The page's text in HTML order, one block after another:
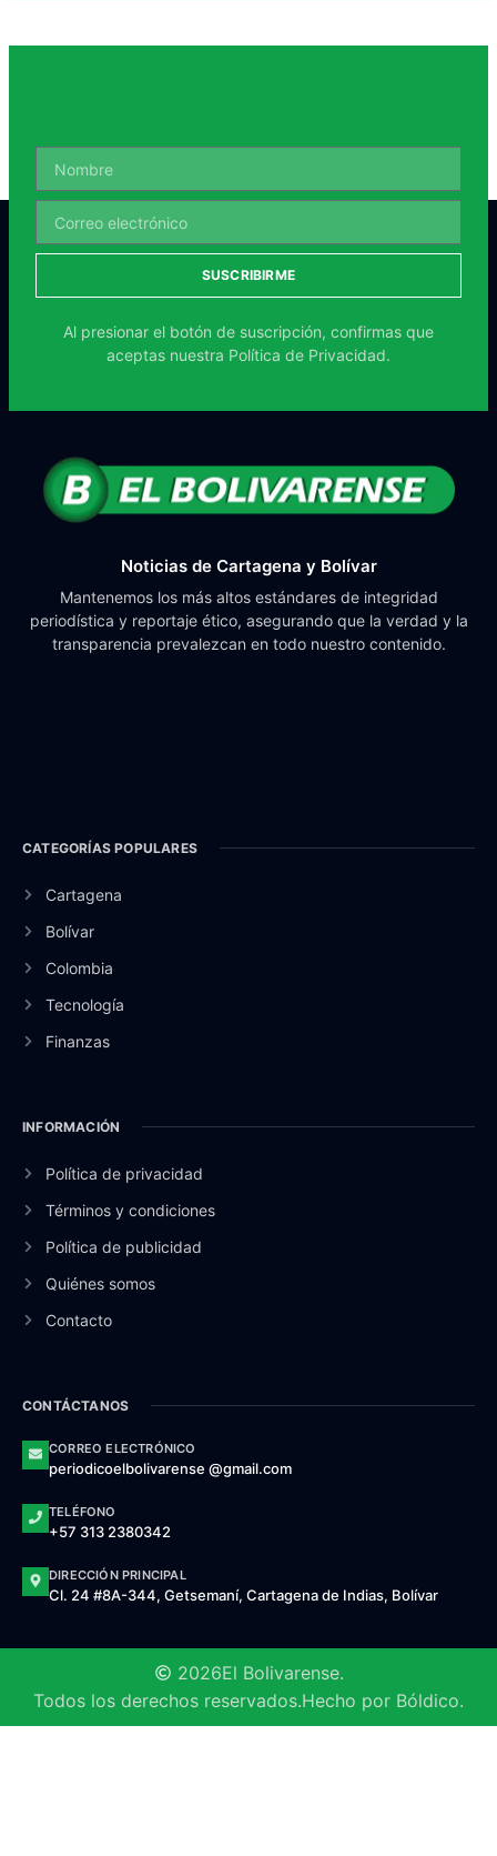
SUSCRIBIRME
Al presionar el botón de suscripción, confirmas que
aceptas nuestra Política de Privacidad.
Noticias de Cartagena y Bolívar
Mantenemos los más altos estándares de integridad
periodística y reportaje ético, asegurando que la verdad y la
transparencia prevalezcan en todo nuestro contenido.
CATEGORÍAS POPULARES
Cartagena
Bolívar
Colombia
Tecnología
Finanzas
INFORMACIÓN
Política de privacidad
Términos y condiciones
Política de publicidad
Quiénes somos
Contacto
CONTÁCTANOS
CORREO ELECTRÓNICO
periodicoelbolivarense @gmail.com
TELÉFONO
+57 313 2380342
DIRECCIÓN PRINCIPAL
Cl. 24 #8A-344, Getsemaní, Cartagena de Indias, Bolívar
2026El Bolivarense.
Todos los derechos reservados.Hecho por Bóldico.